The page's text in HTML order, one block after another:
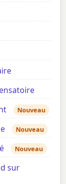
Nouveau
Nouveau
Nouveau
sur